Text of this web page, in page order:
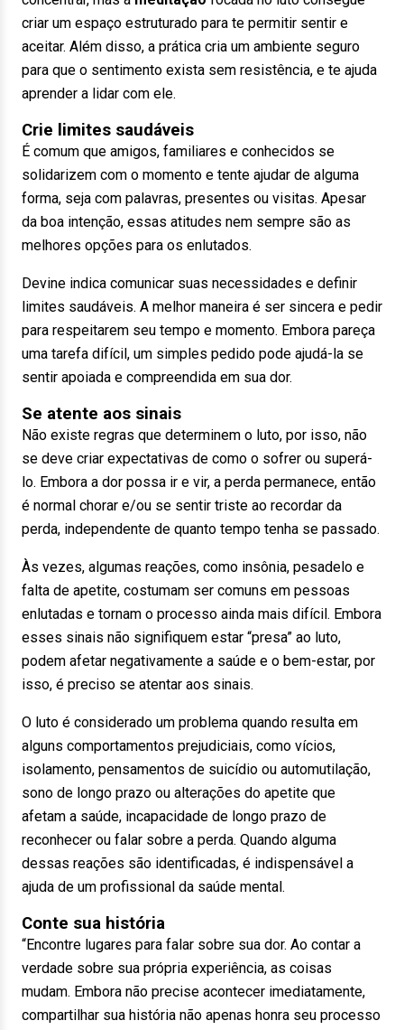
criar um espaço estruturado para te permitir sentir e
aceitar. Além disso, a prática cria um ambiente seguro
para que o sentimento exista sem resistência, e te ajuda
aprender a lidar com ele.
Crie limites saudáveis
É comum que amigos, familiares e conhecidos se
solidarizem com o momento e tente ajudar de alguma
forma, seja com palavras, presentes ou visitas. Apesar
da boa intenção, essas atitudes nem sempre são as
melhores opções para os enlutados.
Devine indica comunicar suas necessidades e definir
limites saudáveis. A melhor maneira é ser sincera e pedir
para respeitarem seu tempo e momento. Embora pareça
uma tarefa difícil, um simples pedido pode ajudá-la se
sentir apoiada e compreendida em sua dor.
Se atente aos sinais
Não existe regras que determinem o luto, por isso, não
se deve criar expectativas de como o sofrer ou superá-
lo. Embora a dor possa ir e vir, a perda permanece, então
é normal chorar e/ou se sentir triste ao recordar da
perda, independente de quanto tempo tenha se passado.
Às vezes, algumas reações, como insônia, pesadelo e
falta de apetite, costumam ser comuns em pessoas
enlutadas e tornam o processo ainda mais difícil. Embora
esses sinais não signifiquem estar “presa” ao luto,
podem afetar negativamente a saúde e o bem-estar, por
isso, é preciso se atentar aos sinais.
O luto é considerado um problema quando resulta em
alguns comportamentos prejudiciais, como vícios,
isolamento, pensamentos de suicídio ou automutilação,
sono de longo prazo ou alterações do apetite que
afetam a saúde, incapacidade de longo prazo de
reconhecer ou falar sobre a perda. Quando alguma
dessas reações são identificadas, é indispensável a
ajuda de um profissional da saúde mental.
Conte sua história
“Encontre lugares para falar sobre sua dor. Ao contar a
verdade sobre sua própria experiência, as coisas
mudam. Embora não precise acontecer imediatamente,
compartilhar sua história não apenas honra seu processo